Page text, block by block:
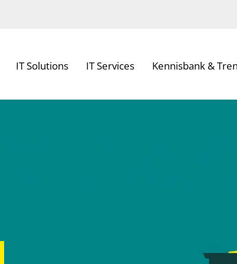
IT Solutions IT Services Kennisbank &